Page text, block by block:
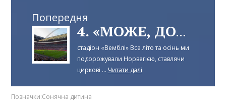
Попередня
4. «МОЖЕ, ДОСИТЬ?»
стадіон «Вемблі» Все літо та осінь ми
подорожували Норвегією, ставлячи
циркові ... Читати далі
Позначки:Сонячна дитина